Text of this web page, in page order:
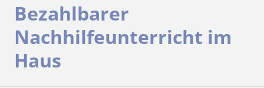
Bezahlbarer
Nachhilfeunterricht im
Haus